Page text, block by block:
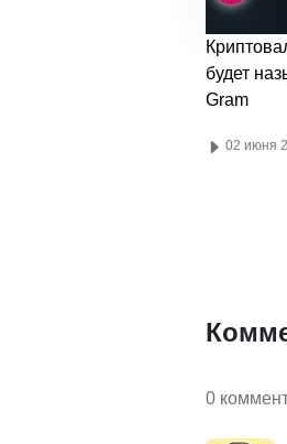
будет
Gram
02 июня
0